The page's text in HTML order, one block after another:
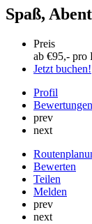
Spaß,
Preis
ab €95,- pro
Jetzt buchen!
Profil
Bewertungen
prev
next
Bewerten
Teilen
Melden
prev
next